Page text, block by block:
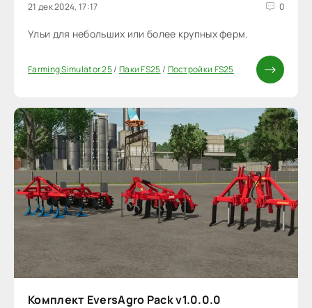
21 дек 2024, 17:17 0
Ульи для небольших или более крупных ферм.
Farming Simulator 25/ Паки FS25/ Постройки FS25
Комплект EversAgro Pack v1.0.0.0